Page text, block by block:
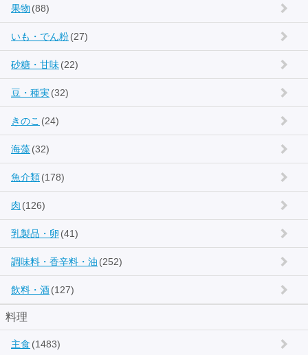
果物 (88)
いも・でん粉(27)
砂糖・甘味(22)
豆・種実(32)
きのこ (24)
海藻(32)
魚介類(178)
肉 (126)
乳製品・卵 (41)
調味料・香辛料・油 (252)
飲料・酒(127)
料理
主食 (1483)